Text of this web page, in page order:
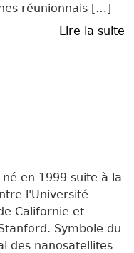
réunionnais […]
Lire la suite
né en 1999 suite à la
l'Université
Californie et
Symbole du
des nanosatellites